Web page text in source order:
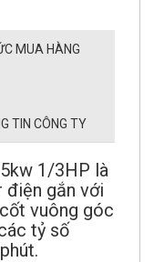
MUA HÀNG
TIN CÔNG TY
1/3HP là
gắn với
vuông góc
tỷ số